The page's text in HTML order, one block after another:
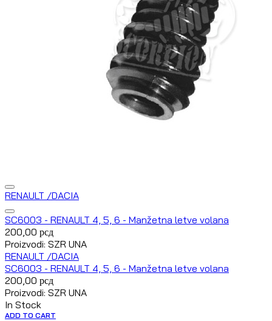
RENAULT /DACIA
SC6003 - RENAULT 4, 5, 6 - Manžetna letve volana
200,00 рсд
Proizvodi: SZR UNA
RENAULT /DACIA
SC6003 - RENAULT 4, 5, 6 - Manžetna letve volana
200,00 рсд
Proizvodi: SZR UNA
In Stock
ADD TO CART